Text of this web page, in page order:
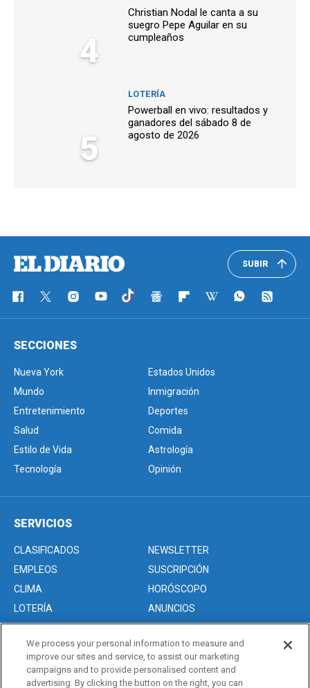
4
Christian Nodal le canta a su
suegro Pepe Aguilar en su
cumpleaños
5
LOTERÍA
Powerball en vivo: resultados y
ganadores del sábado 8 de
agosto de 2026
SUBIR
SECCIONES
Nueva York
Estados Unidos
Mundo
Inmigración
Entretenimiento
Deportes
Salud
Comida
Estilo de Vida
Astrología
Tecnología
Opinión
SERVICIOS
CLASIFICADOS
NEWSLETTER
EMPLEOS
SUSCRIPCIÓN
CLIMA
HORÓSCOPO
LOTERÍA
ANUNCIOS
Acerca de nosotros
Advertise with Us/Anuncios
We process your personal information to measure and
improve our sites and service, to assist our marketing
campaigns and to provide personalised content and
advertising. By clicking the button on the right, you can